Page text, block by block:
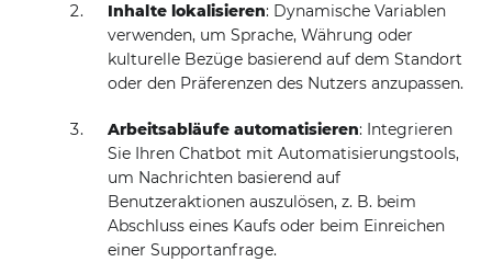
Inhalte lokalisieren: Dynamische Variablen
verwenden, um Sprache, Währung oder
kulturelle Bezüge basierend auf dem Standort
oder den Präferenzen des Nutzers anzupassen.
Arbeitsabläufe automatisieren: Integrieren
Sie Ihren Chatbot mit Automatisierungstools,
um Nachrichten basierend auf
Benutzeraktionen auszulösen, z. B. beim
Abschluss eines Kaufs oder beim Einreichen
einer Supportanfrage.